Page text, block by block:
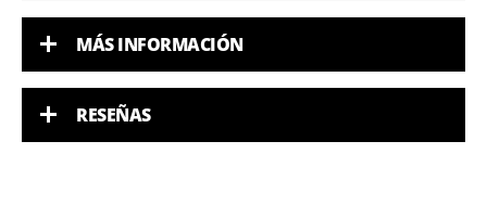
MÁS INFORMACIÓN
RESEÑAS